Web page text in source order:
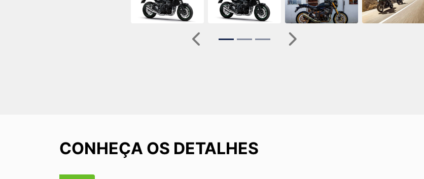
Anterior Próximo
CONHEÇA OS DETALHES